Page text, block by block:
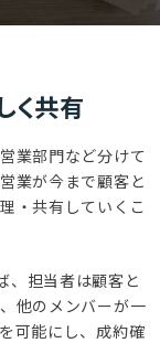
く共有
業部門など分けて
業が今まで顧客と
・共有していくこ
、担当者は顧客と
他のメンバーが一
可能にし、成約確